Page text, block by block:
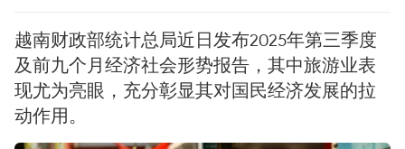
越南财政部统计总局近日发布2025年第三季度
及前九个月经济社会形势报告，其中旅游业表
现尤为亮眼，充分彰显其对国民经济发展的拉
动作用。